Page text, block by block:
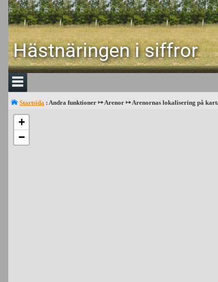
Hästnäringen i siffror
Startsida : Andra funktioner ↦ Arenor ↦ Arenornas lokalisering på
+
−